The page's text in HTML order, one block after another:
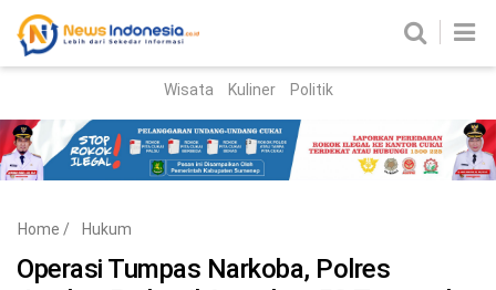
Parlemen
Wisata Kuliner Politik
Home / Hukum
Operasi Tumpas Narkoba, Polres